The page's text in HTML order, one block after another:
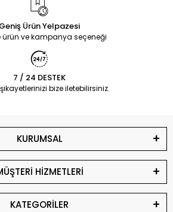
Geniş Ürün Yelpazesi
ürün ve kampanya seçeneği
7 / 24 DESTEK
bize iletebilirsiniz.
KURUMSAL
HİZMETLERİ
KATEGORİLER